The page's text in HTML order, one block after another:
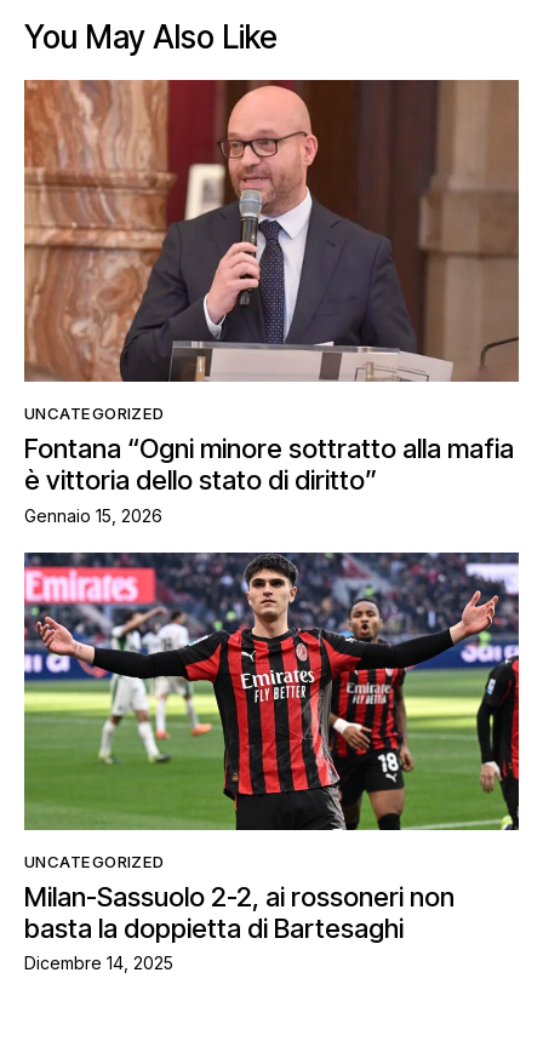
You May Also Like
UNCATEGORIZED
Fontana “Ogni minore sottratto alla mafia
è vittoria dello stato di diritto”
Gennaio 15, 2026
UNCATEGORIZED
Milan-Sassuolo 2-2, ai rossoneri non
basta la doppietta di Bartesaghi
Dicembre 14, 2025